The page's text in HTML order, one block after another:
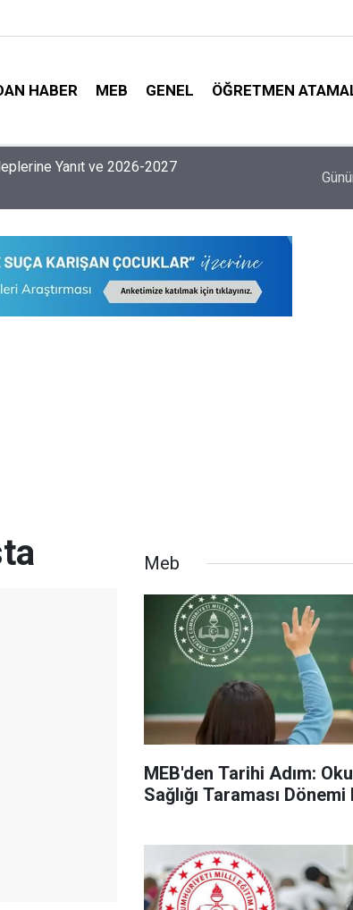
HABER MEB GENEL ÖĞRETMEN
İl Emri Atama Tarihleri MEB, 2026-
Meb
MEB'den Tarihi Adım:
Sağlığı Taraması Dönemi